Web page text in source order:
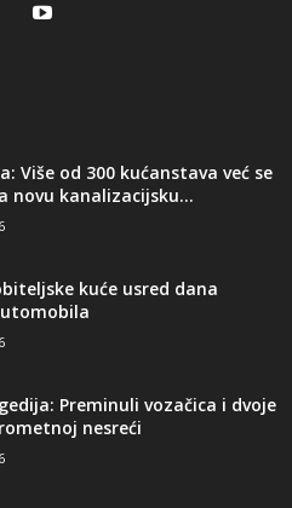
Više od 300 kućanstava već se
novu kanalizacijsku...
kuće usred dana
Preminuli vozačica i dvoje
nesreći